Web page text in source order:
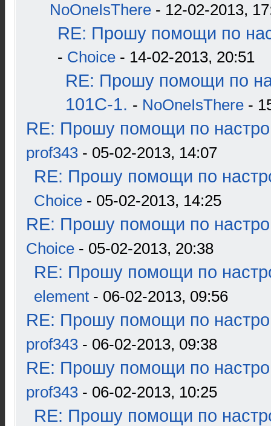
NoOneIsThere - 12-02-2013,
RE: Прошу помощи по
- Choice - 14-02-2013, 20:51
RE: Прошу помощи по
101С-1. - NoOneIsThere -
RE: Прошу помощи по
prof343 - 05-02-2013, 14:07
RE: Прошу помощи по
Choice - 05-02-2013, 14:25
RE: Прошу помощи по
Choice - 05-02-2013, 20:38
RE: Прошу помощи по
element - 06-02-2013, 09:56
RE: Прошу помощи по
prof343 - 06-02-2013, 09:38
RE: Прошу помощи по
prof343 - 06-02-2013, 10:25
RE: Прошу помощи по